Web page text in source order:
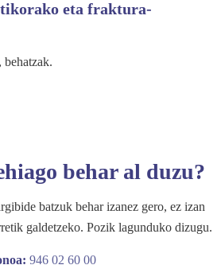
eta fraktura-
behatzak.
behar al duzu?
batzuk behar izanez gero, ez izan
galdetzeko. Pozik lagunduko dizugu.
946 02 60 00